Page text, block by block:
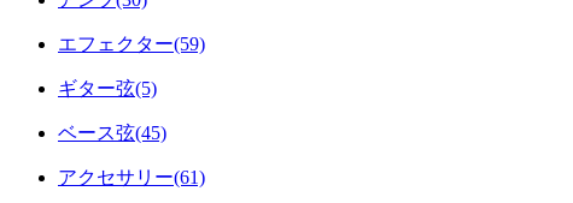
エフェクター(59)
ギター弦(5)
ベース弦(45)
アクセサリー(61)